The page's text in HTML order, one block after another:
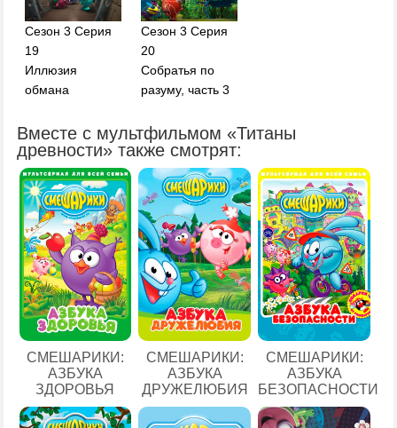
Сезон 3 Серия
19
Иллюзия
обмана
Сезон 3 Серия
20
Собратья по
разуму, часть 3
Вместе с мультфильмом «Титаны
древности» также смотрят:
СМЕШАРИКИ:
АЗБУКА
ЗДОРОВЬЯ
СМЕШАРИКИ:
АЗБУКА
ДРУЖЕЛЮБИЯ
СМЕШАРИКИ:
АЗБУКА
БЕЗОПАСНОСТИ